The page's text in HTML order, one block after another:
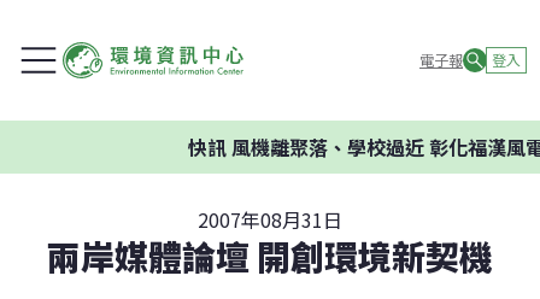
電子報 登入
快訊風機離聚落、學校過近 彰化福漢風電
2007年08月31日
兩岸媒體論壇 開創環境新契機